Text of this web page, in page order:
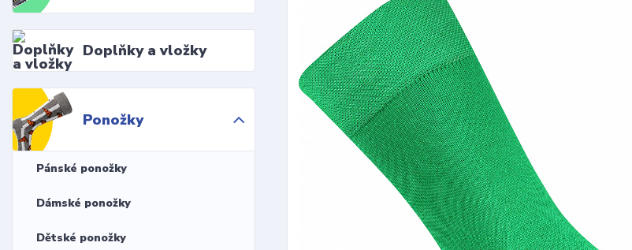
Doplňky a vložky
Ponožky
Pánské ponožky
Dámské ponožky
Dětské ponožky